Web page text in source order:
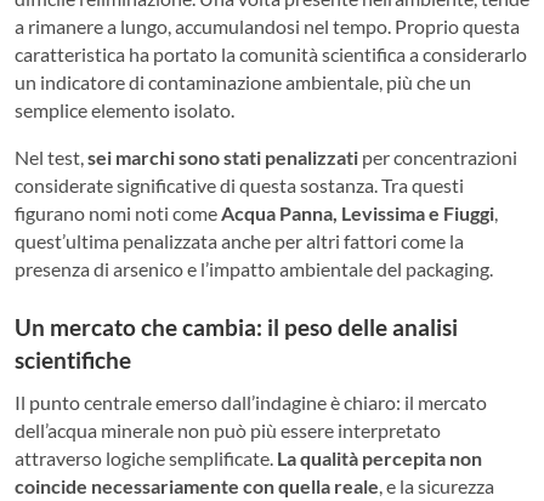
a rimanere a lungo, accumulandosi nel tempo. Proprio questa
caratteristica ha portato la comunità scientifica a considerarlo
un indicatore di contaminazione ambientale, più che un
semplice elemento isolato.
Nel test, sei marchi sono stati penalizzati per concentrazioni
considerate significative di questa sostanza. Tra questi
figurano nomi noti come Acqua Panna, Levissima e Fiuggi
quest’ultima penalizzata anche per altri fattori come la
presenza di arsenico e l’impatto ambientale del packaging.
Un mercato che cambia: il peso delle analisi
scientifiche
Il punto centrale emerso dall’indagine è chiaro: il mercato
dell’acqua minerale non può più essere interpretato
attraverso logiche semplificate. La qualità percepita non
coincide necessariamente con quella reale, e la sicurezza